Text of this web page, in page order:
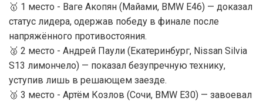
🥇 1 место - Ваге Акопян (Майами, BMW E46) — доказал
статус лидера, одержав победу в финале после
напряжённого противостояния.
🥈 2 место - Андрей Паули (Екатеринбург, Nissan Silvia
S13 лимончело) — показал безупречную технику,
уступив лишь в решающем заезде.
🥉 3 место - Артём Козлов (Сочи, BMW E30) — завоевал